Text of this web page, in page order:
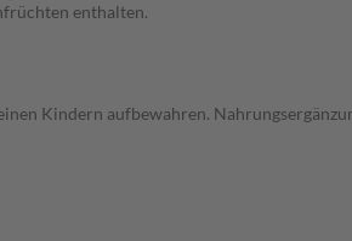
enthalten.
Kindern aufbewahren.